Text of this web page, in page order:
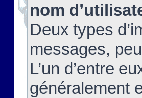
nom
Deux types
messages,
L’un d’entre
généralement